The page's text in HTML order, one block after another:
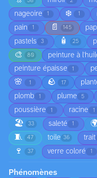
nageoire 1 ❄️ 1
pain 1 📄 145
pastels 3 🧴 25
🎨 80 peinture à
peinture épaisse 1
🌸 1 🪨 17
plomb 1 plume 5
poussière 1 racine 1
🏖️ 33 saleté 1
🧵 47 toile 36 trait
🍷 37 verre coloré 1
Phénomènes